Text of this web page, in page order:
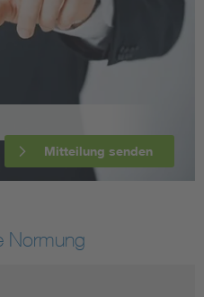
Mitteilung senden
Normung